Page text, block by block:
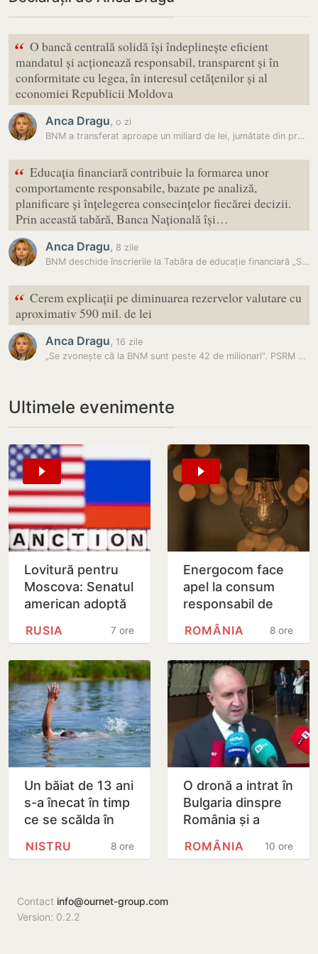
“ O bancă centrală solidă își îndeplinește eficient
mandatul și acționează responsabil, transparent și în
conformitate cu legea, în interesul cetățenilor și al
economiei Republicii Moldova
Anca Dragu, o zi
BNM a transferat aproape un miliard de lei, jumătate din profitul pe…
“ Educația financiară contribuie la formarea unor
comportamente responsabile, bazate pe analiză,
planificare și înțelegerea consecințelor fiecărei decizii.
Prin această tabără, Banca Națională își…
Anca Dragu, 8 zile
BNM deschide înscrierile la Tabăra de educație financiară „Sensul…
“ Cerem explicații pe diminuarea rezervelor valutare cu
aproximativ 590 mil. de lei
Anca Dragu, 16 zile
„Se zvonește că la BNM sunt peste 42 de milionari”. PSRM a cerut…
Ultimele evenimente
Lovitură pentru
Moscova: Senatul
american adoptă
împotriva Rusiei7 ore
RUSIA
Energocom face
apel la consum
responsabil de
energie în orele
de vârfe vârf
8 ore
ROMÂNIA
Un băiat de 13 ani
s-a înecat în timp
ce se scălda în
neautorizată din8 ore
NISTRU
O dronă a intrat în
Bulgaria dinspre
România și a
explodat în
apropierea unui10 ore
ROMÂNIA
Contact info@ournet-group.com
Version: 0.2.2